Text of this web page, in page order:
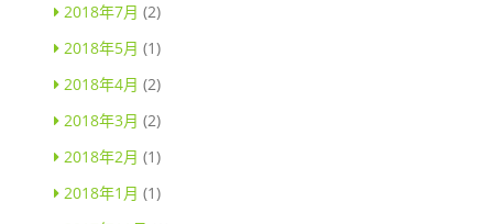
2018年7月 (2)
2018年5月 (1)
2018年4月 (2)
2018年3月 (2)
2018年2月 (1)
2018年1月 (1)